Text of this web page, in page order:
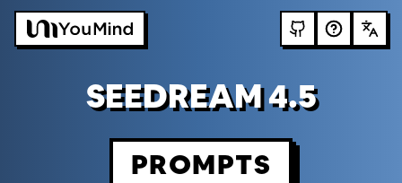
SEEDREAM 4.5
PROMPTS